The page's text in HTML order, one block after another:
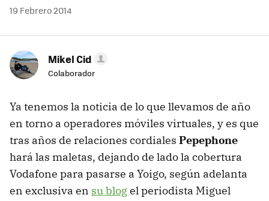
19 Febrero 2014
Mikel Cid
Colaborador
Ya tenemos la noticia de lo que llevamos de año
en torno a operadores móviles virtuales, y es que
tras años de relaciones cordiales Pepephone
hará las maletas, dejando de lado la cobertura
Vodafone para pasarse a Yoigo, según adelanta
en exclusiva en su blogel periodista Miguel